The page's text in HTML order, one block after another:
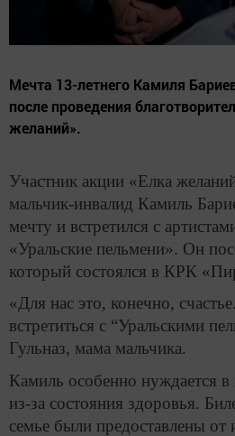
Мечта 13-летнего Камиля
после проведения
желаний».
Участник акции «Елка
мальчик-инвалид Камиль
мечту и встретился с
«Уральские пельмени». Он
который состоялся в КРК
«Для нас это, конечно,
встретиться с “Уральскими
Гульназ, мама мальчика.
Камиль особенно нуждается
из-за состояния здоровья.
семье были предоставлены от